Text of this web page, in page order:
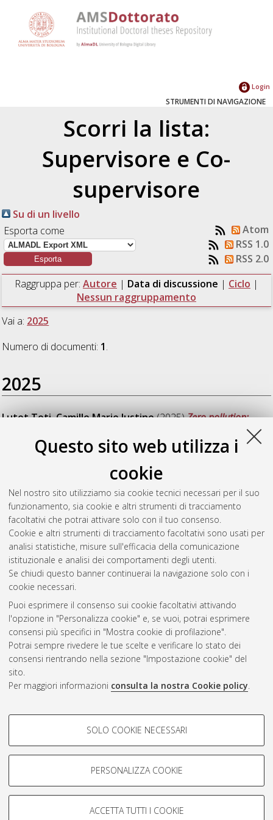
Questo sito web utilizza i
cookie
Nel nostro sito utilizziamo sia cookie tecnici necessari per il suo
funzionamento, sia cookie e altri strumenti di tracciamento
facoltativi che potrai attivare solo con il tuo consenso.
Cookie e altri strumenti di tracciamento facoltativi sono usati per
analisi statistiche, misure sull'efficacia della comunicazione
istituzionale e analisi dei comportamenti degli utenti.
Se chiudi questo banner continuerai la navigazione solo con i
cookie necessari.
Puoi esprimere il consenso sui cookie facoltativi attivando
l'opzione in "Personalizza cookie" e, se vuoi, potrai esprimere
consensi più specifici in "Mostra cookie di profilazione".
Potrai sempre rivedere le tue scelte e verificare lo stato dei
consensi rientrando nella sezione "Impostazione cookie" del
sito.
Per maggiori informazioni consulta la nostra Cookie policy.
COOKIE DI PROFILAZIONE -
Si tratta di cookie utilizzati per analizzare le caratteristiche della
navigazione degli utenti, creare profili in base al loro comportamento
Mostra cookie di profilazione
SOLO COOKIE NECESSARI
PERSONALIZZA COOKIE
ACCETTA TUTTI I COOKIE
Login
STRUMENTI DI NAVIGAZIONE
Scorri la lista:
Supervisore e Co-
supervisore
Su di un livello
Esporta come
Atom
RSS 1.0
RSS 2.0
Raggruppa per: Autore | Data di discussione | Ciclo |
Nessun raggruppamento
Vai a: 2025
Numero di documenti: 1.
2025
Lutet Toti, Camille Marie Justine(2025)Zero pollution:
bactericidal biomolecules in the shell of mollusks of economic
, [Dissertation thesis], Alma Mater Studiorum
Università di Bologna. Dottorato di ricerca in
innovative e uso sostenibile delle risorse di pesca e biologiche
del mediterraneo (fishmed-phd), 37 Ciclo. DOI
10.48676/unibo/amsdottorato/9997.
Questa lista e' stata generata ilSat Aug 8 20:49:01 2026
Atom
Rss 1.0
Rss 2.0
ISSN: 2038-7946
Impostazioni Cookie
Informativa sulla privacy
Condizioni d’uso del sito